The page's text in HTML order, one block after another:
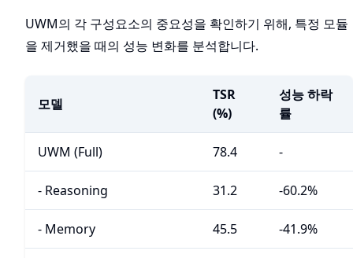
UWM의 각 구성요소의 중요성을 확인하기 위해, 특정 모듈
을 제거했을 때의 성능 변화를 분석합니다.
모델
TSR
(%)
성능 하락
률
UWM (Full) 78.4 -
- Reasoning 31.2 -60.2%
- Memory 45.5 -41.9%